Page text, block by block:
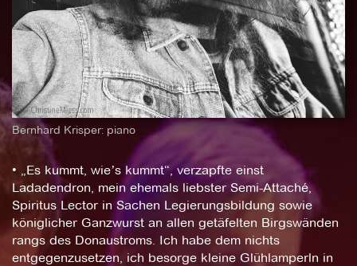
Bernhard Krisper: piano
• „Es kummt, wieʼs kummt“, verzapfte einst
Ladadendron, mein ehemals liebster Semi-Attaché,
Spiritus Lector in Sachen Legierungsbildung sowie
königlicher Ganzwurst an allen getäfelten Birgswänden
rangs des Donaustroms. Ich habe dem nichts
entgegenzusetzen, ich besorge kleine Glühlamperln in